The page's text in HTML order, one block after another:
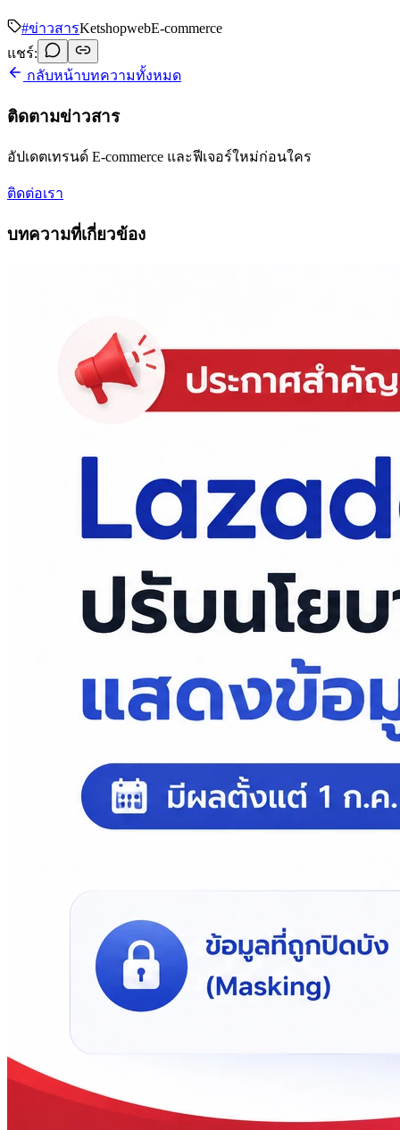
#ข่าวสารKetshopwebE-commerce
แชร์:
กลับหน้าบทความทั้งหมด
ติดตามข่าวสาร
อัปเดตเทรนด์ E-commerce และฟีเจอร์ใหม่ก่อนใคร
ติดต่อเรา
บทความที่เกี่ยวข้อง